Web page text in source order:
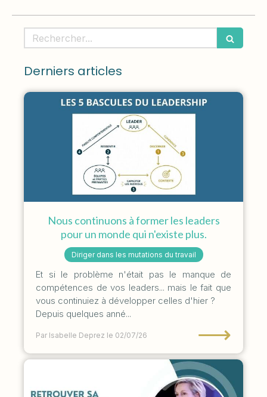
Rechercher
Derniers articles
Nous continuons à former les leaders
pour un monde qui n'existe plus.
Diriger dans les mutations du travail
Et si le problème n'était pas le manque de
compétences de vos leaders... mais le fait que
vous continuiez à développer celles d'hier ?
Depuis quelques anné...
Par Isabelle Deprez le 02/07/26 ⟶